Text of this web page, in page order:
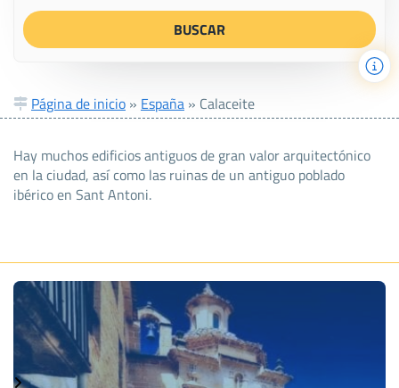
Página de inicio » España » Calaceite
Hay muchos edificios antiguos de gran valor arquitectónico
en la ciudad, así como las ruinas de un antiguo poblado
ibérico en Sant Antoni.